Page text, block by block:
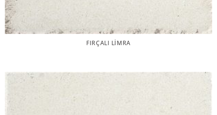
FIRÇALI LIMRA